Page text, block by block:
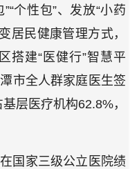
个性包”、发放“小药
居民健康管理方式，
搭建“医健行”智慧平
市全人群家庭医生签
层医疗机构62.8%，
国家三级公立医院绩